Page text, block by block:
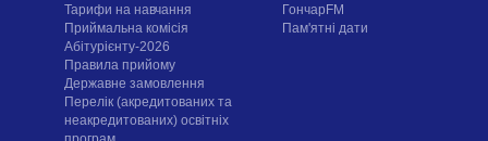
Тарифи на навчання
Приймальна комісія
Абітурієнту-2026
Правила прийому
Державне замовлення
Перелік (акредитованих та
неакредитованих) освітніх
ГончарFM
Пам'ятні дати